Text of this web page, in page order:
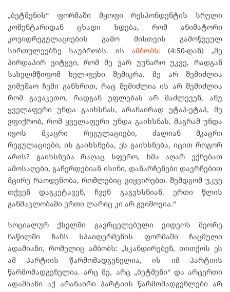
„ბეტმენის“ ფორმაში მყოფი რესპონდენტის სრული
კომენტარიდან ცხადი ხდება, რომ ანიმატორი
კოვიდრეგულაციების გამო მისთვის გამოწვეულ
სირთულეებზე საუბრობს. ის ამბობს: (4:50-დან) „მე
პირდაპირ ვიტყვი, რომ მე ვარ უუნარო უკვე, რადგან
სახელმწიფომ ხელ-ფეხი შემიკრა. მე არ შემიძლია
ვიმუშაო ჩემი განხრით, რაც შემიძლია ის არ შემიძლია
რომ გავაკეთო, რადგან უფლებას არ მაძლევენ, ანუ
ყველაფერი უნდა გაიხსნას, არანაირად ეტაპ-ეტაპ, მე
ვფიქრობ, რომ ყველაფერი უნდა გაიხსნას, მაგრამ უნდა
იყოს მკაცრი რეგულაციები, ძალიან მკაცრი
რეგულაციები, ის გაიხსნება, ეს გაიხსნება, იცით როგორ
არის? გაიხსნება რაღაც სფერო, ხმა აღარ ექნებათ
ამოსაღები, გაჩერდებიან ისინი, დანარჩენები დავრჩებით
მცირე რაოდენობა, რომლებიც ვიყვირებთ. შემდგომ უკვე
თქვენ დაგკეტავენ, ჩვენ გაგვხსნიან. ერთი წლის
განმავლობაში ერთი ლარიც კი არ გვიშოვია.“
სოციალურ ქსელში გავრცელებული ვიდეოს მეორე
ნაწილში ჩანს სპაიდერმენის ფორმაში ჩაცმული
ადამიანი, რომელიც ამბობს: „სკანდირებენ, თითქოს ეს
ამ პარტიის წარმომადგენელია, ის იმ პარტიის
წარმომადგენელია. არც მე, არც „ბეტმენი“ და არცერთი
ადამიანი აქ არანაირი პარტიის წარმომადგენლები არ